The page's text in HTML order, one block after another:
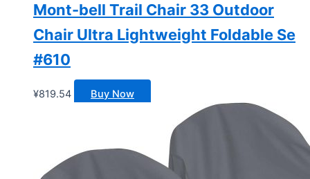
Mont-bell Trail Chair 33 Outdoor
Chair Ultra Lightweight Foldable Se
#610
¥819.54 Buy Now